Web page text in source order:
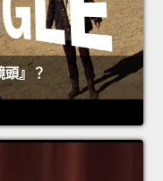
頭』？